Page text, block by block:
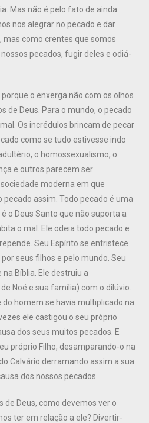
Mas não é pelo fato de ainda
nos alegrar no pecado e dar
mas como crentes que somos
pecados, fugir deles e odiá-
o enxerga não com os olhos
de Deus. Para o mundo, o pecado
Os incrédulos brincam de pecar
como se tudo estivesse indo
o homossexualismo, o
e outros parecem ser
moderna em que
pecado assim. Todo pecado é uma
o Deus Santo que não suporta a
o mal. Ele odeia todo pecado e
Seu Espírito se entristece
seus filhos e pelo mundo. Seu
Bíblia. Ele destruiu a
Noé e sua família) com o dilúvio.
do homem se havia multiplicado na
ele castigou o seu próprio
dos seus muitos pecados. E
próprio Filho, desamparando-o na
Calvário derramando assim a sua
dos nossos pecados.
de Deus, como devemos ver o
ter em relação a ele? Divertir-